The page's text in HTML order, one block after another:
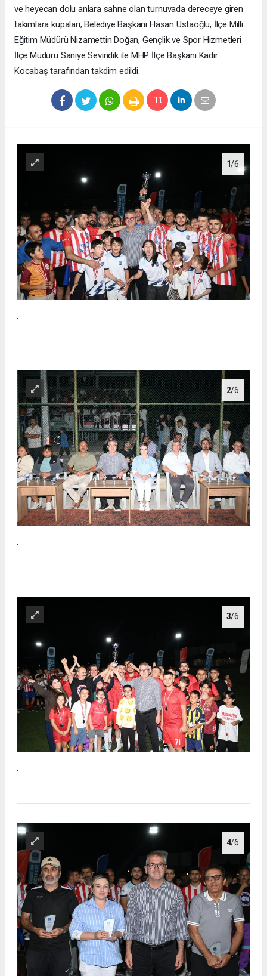
ve heyecan dolu anlara sahne olan turnuvada dereceye giren
takımlara kupaları; Belediye Başkanı Hasan Ustaoğlu, İlçe Milli
Eğitim Müdürü Nizamettin Doğan, Gençlik ve Spor Hizmetleri
İlçe Müdürü Saniye Sevindik ile MHP İlçe Başkanı Kadir
Kocabaş tarafından takdim edildi.
1/6
.
2/6
.
3/6
.
4/6